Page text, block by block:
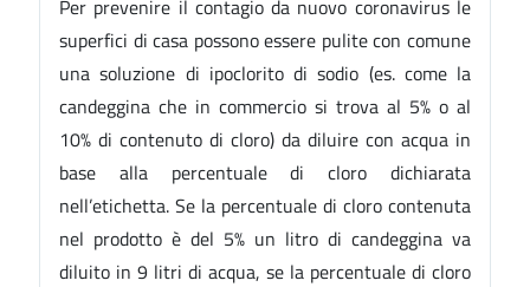
Per prevenire il contagio da nuovo coronavirus le
superfici di casa possono essere pulite con comune
una soluzione di ipoclorito di sodio (es. come la
candeggina che in commercio si trova al 5% o al
10% di contenuto di cloro) da diluire con acqua in
base alla percentuale di cloro dichiarata
nell’etichetta. Se la percentuale di cloro contenuta
nel prodotto è del 5% un litro di candeggina va
diluito in 9 litri di acqua, se la percentuale di cloro